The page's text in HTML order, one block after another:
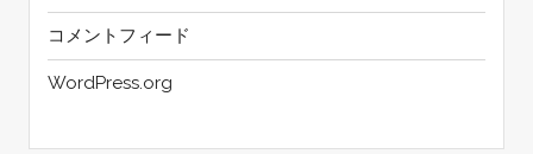
コメントフィード
WordPress.org